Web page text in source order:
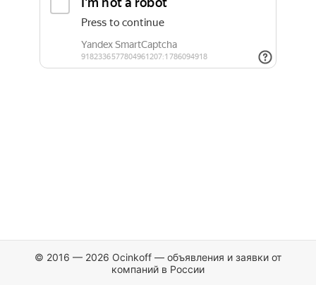
© 2016 — 2026 Ocinkoff — объявления и заявки от
компаний в России